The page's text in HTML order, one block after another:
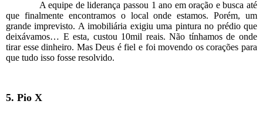
A equipe de liderança passou 1 ano em oração e busca até
que finalmente encontramos o local onde estamos. Porém, um
grande imprevisto. A imobiliária exigiu uma pintura no prédio que
deixávamos… E esta, custou 10mil reais. Não tínhamos de onde
tirar esse dinheiro. Mas Deus é fiel e foi movendo os corações para
que tudo isso fosse resolvido.
5. Pio X